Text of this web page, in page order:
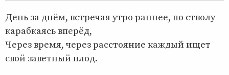
День за днём, встречая утро раннее, по стволу
карабкаясь вперёд,
Через время, через расстояние каждый ищет
свой заветный плод.